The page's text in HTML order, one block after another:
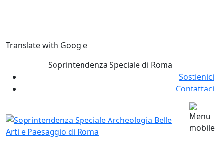
SkipTranslate with Google
Soprintendenza Speciale di Roma
Sostienici
Contattaci